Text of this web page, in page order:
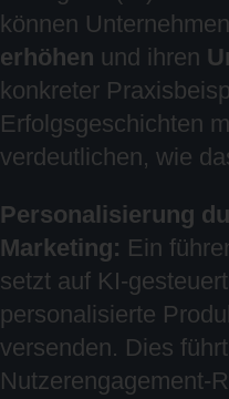
können
erhöhen und ihren
konkreter
Erfolgsgeschichten
verdeutlichen, wie
Personalisierung
Marketing: Ein
setzt auf KI-
personalisierte
versenden. Dies
Nutzerengagement-